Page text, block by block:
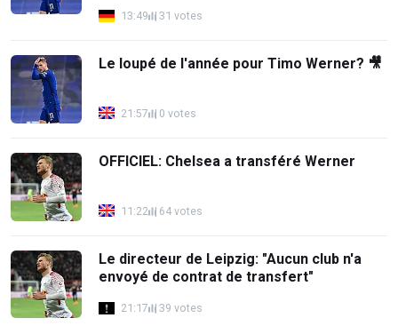
13:49 31 votes
Le loupé de l'année pour Timo Werner? 🎥
21:57 0 votes
OFFICIEL: Chelsea a transféré Werner
11:22 64 votes
Le directeur de Leipzig: "Aucun club n'a
envoyé de contrat de transfert"
21:17 39 votes